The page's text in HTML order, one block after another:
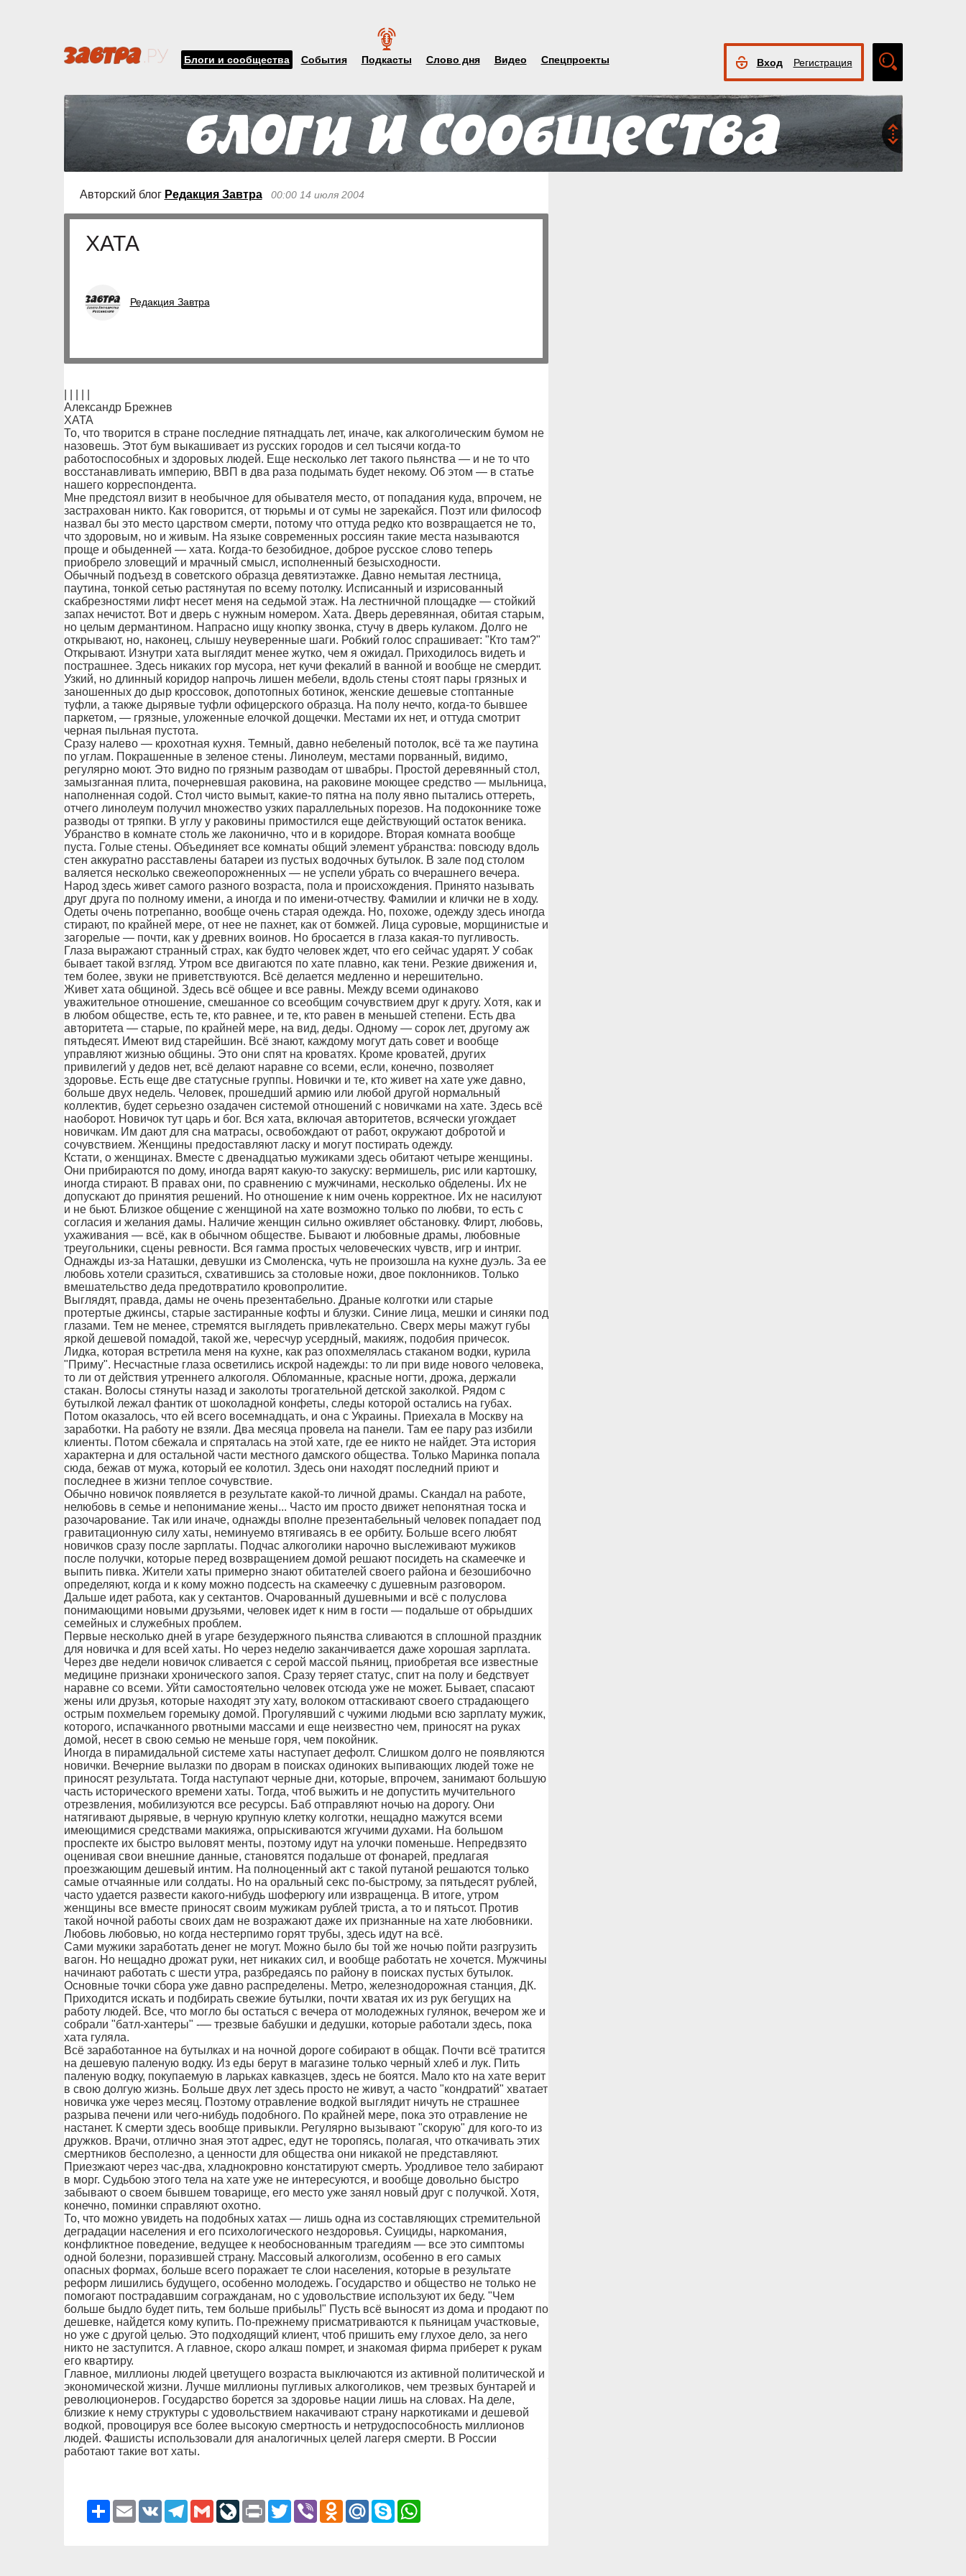
Блоги и сообщества События Подкасты Слово дня Видео Спецпроекты Вход Регистрация
поиск
Авторский блог Редакция Завтра 00:00 14 июля 2004
ХАТА
Редакция Завтра
Александр Брежнев
ХАТА
То, что творится в стране последние пятнадцать лет, иначе, как алкоголическим бумом не
назовешь. Этот бум выкашивает из русских городов и сел тысячи когда-то
работоспособных и здоровых людей. Еще несколько лет такого пьянства — и не то что
восстанавливать империю, ВВП в два раза подымать будет некому. Об этом — в статье
нашего корреспондента.
Мне предстоял визит в необычное для обывателя место, от попадания куда, впрочем, не
застрахован никто. Как говорится, от тюрьмы и от сумы не зарекайся. Поэт или философ
назвал бы это место царством смерти, потому что оттуда редко кто возвращается не то,
что здоровым, но и живым. На языке современных россиян такие места называются
проще и обыденней — хата. Когда-то безобидное, доброе русское слово теперь
приобрело зловещий и мрачный смысл, исполненный безысходности.
Обычный подъезд в советского образца девятиэтажке. Давно немытая лестница,
паутина, тонкой сетью растянутая по всему потолку. Исписанный и изрисованный
скабрезностями лифт несет меня на седьмой этаж. На лестничной площадке — стойкий
запах нечистот. Вот и дверь с нужным номером. Хата. Дверь деревянная, обитая старым,
но целым дермантином. Напрасно ищу кнопку звонка, стучу в дверь кулаком. Долго не
открывают, но, наконец, слышу неуверенные шаги. Робкий голос спрашивает: "Кто там?"
Открывают. Изнутри хата выглядит менее жутко, чем я ожидал. Приходилось видеть и
пострашнее. Здесь никаких гор мусора, нет кучи фекалий в ванной и вообще не смердит.
Узкий, но длинный коридор напрочь лишен мебели, вдоль стены стоят пары грязных и
заношенных до дыр кроссовок, допотопных ботинок, женские дешевые стоптанные
туфли, а также дырявые туфли офицерского образца. На полу нечто, когда-то бывшее
паркетом, — грязные, уложенные елочкой дощечки. Местами их нет, и оттуда смотрит
черная пыльная пустота.
Сразу налево — крохотная кухня. Темный, давно небеленый потолок, всё та же паутина
по углам. Покрашенные в зеленое стены. Линолеум, местами порванный, видимо,
регулярно моют. Это видно по грязным разводам от швабры. Простой деревянный стол,
замызганная плита, почерневшая раковина, на раковине моющее средство — мыльница,
наполненная содой. Стол чисто вымыт, какие-то пятна на полу явно пытались оттереть,
отчего линолеум получил множество узких параллельных порезов. На подоконнике тоже
разводы от тряпки. В углу у раковины примостился еще действующий остаток веника.
Убранство в комнате столь же лаконично, что и в коридоре. Вторая комната вообще
пуста. Голые стены. Объединяет все комнаты общий элемент убранства: повсюду вдоль
стен аккуратно расставлены батареи из пустых водочных бутылок. В зале под столом
валяется несколько свежеопорожненных — не успели убрать со вчерашнего вечера.
Народ здесь живет самого разного возраста, пола и происхождения. Принято называть
друг друга по полному имени, а иногда и по имени-отчеству. Фамилии и клички не в ходу.
Одеты очень потрепанно, вообще очень старая одежда. Но, похоже, одежду здесь иногда
стирают, по крайней мере, от нее не пахнет, как от бомжей. Лица суровые, морщинистые и
загорелые — почти, как у древних воинов. Но бросается в глаза какая-то пугливость.
Глаза выражают странный страх, как будто человек ждет, что его сейчас ударят. У собак
бывает такой взгляд. Утром все двигаются по хате плавно, как тени. Резкие движения и,
тем более, звуки не приветствуются. Всё делается медленно и нерешительно.
Живет хата общиной. Здесь всё общее и все равны. Между всеми одинаково
уважительное отношение, смешанное со всеобщим сочувствием друг к другу. Хотя, как и
в любом обществе, есть те, кто равнее, и те, кто равен в меньшей степени. Есть два
авторитета — старые, по крайней мере, на вид, деды. Одному — сорок лет, другому аж
пятьдесят. Имеют вид старейшин. Всё знают, каждому могут дать совет и вообще
управляют жизнью общины. Это они спят на кроватях. Кроме кроватей, других
привилегий у дедов нет, всё делают наравне со всеми, если, конечно, позволяет
здоровье. Есть еще две статусные группы. Новички и те, кто живет на хате уже давно,
больше двух недель. Человек, прошедший армию или любой другой нормальный
коллектив, будет серьезно озадачен системой отношений с новичками на хате. Здесь всё
наоборот. Новичок тут царь и бог. Вся хата, включая авторитетов, всячески угождает
новичкам. Им дают для сна матрасы, освобождают от работ, окружают добротой и
сочувствием. Женщины предоставляют ласку и могут постирать одежду.
Кстати, о женщинах. Вместе с двенадцатью мужиками здесь обитают четыре женщины.
Они прибираются по дому, иногда варят какую-то закуску: вермишель, рис или картошку,
иногда стирают. В правах они, по сравнению с мужчинами, несколько обделены. Их не
допускают до принятия решений. Но отношение к ним очень корректное. Их не насилуют
и не бьют. Близкое общение с женщиной на хате возможно только по любви, то есть с
согласия и желания дамы. Наличие женщин сильно оживляет обстановку. Флирт, любовь,
ухаживания — всё, как в обычном обществе. Бывают и любовные драмы, любовные
треугольники, сцены ревности. Вся гамма простых человеческих чувств, игр и интриг.
Однажды из-за Наташки, девушки из Смоленска, чуть не произошла на кухне дуэль. За ее
любовь хотели сразиться, схватившись за столовые ножи, двое поклонников. Только
вмешательство деда предотвратило кровопролитие.
Выглядят, правда, дамы не очень презентабельно. Драные колготки или старые
протертые джинсы, старые застиранные кофты и блузки. Синие лица, мешки и синяки под
глазами. Тем не менее, стремятся выглядеть привлекательно. Сверх меры мажут губы
яркой дешевой помадой, такой же, чересчур усердный, макияж, подобия причесок.
Лидка, которая встретила меня на кухне, как раз опохмелялась стаканом водки, курила
"Приму". Несчастные глаза осветились искрой надежды: то ли при виде нового человека,
то ли от действия утреннего алкоголя. Обломанные, красные ногти, дрожа, держали
стакан. Волосы стянуты назад и заколоты трогательной детской заколкой. Рядом с
бутылкой лежал фантик от шоколадной конфеты, следы которой остались на губах.
Потом оказалось, что ей всего восемнадцать, и она с Украины. Приехала в Москву на
заработки. На работу не взяли. Два месяца провела на панели. Там ее пару раз избили
клиенты. Потом сбежала и спряталась на этой хате, где ее никто не найдет. Эта история
характерна и для остальной части местного дамского общества. Только Маринка попала
сюда, бежав от мужа, который ее колотил. Здесь они находят последний приют и
последнее в жизни теплое сочувствие.
Обычно новичок появляется в результате какой-то личной драмы. Скандал на работе,
нелюбовь в семье и непонимание жены... Часто им просто движет непонятная тоска и
разочарование. Так или иначе, однажды вполне презентабельный человек попадает под
гравитационную силу хаты, неминуемо втягиваясь в ее орбиту. Больше всего любят
новичков сразу после зарплаты. Подчас алкоголики нарочно выслеживают мужиков
после получки, которые перед возвращением домой решают посидеть на скамеечке и
выпить пивка. Жители хаты примерно знают обитателей своего района и безошибочно
определяют, когда и к кому можно подсесть на скамеечку с душевным разговором.
Дальше идет работа, как у сектантов. Очарованный душевными и всё с полуслова
понимающими новыми друзьями, человек идет к ним в гости — подальше от обрыдших
семейных и служебных проблем.
Первые несколько дней в угаре безудержного пьянства сливаются в сплошной праздник
для новичка и для всей хаты. Но через неделю заканчивается даже хорошая зарплата.
Через две недели новичок сливается с серой массой пьяниц, приобретая все известные
медицине признаки хронического запоя. Сразу теряет статус, спит на полу и бедствует
наравне со всеми. Уйти самостоятельно человек отсюда уже не может. Бывает, спасают
жены или друзья, которые находят эту хату, волоком оттаскивают своего страдающего
острым похмельем горемыку домой. Прогулявший с чужими людьми всю зарплату мужик,
которого, испачканного рвотными массами и еще неизвестно чем, приносят на руках
домой, несет в свою семью не меньше горя, чем покойник.
Иногда в пирамидальной системе хаты наступает дефолт. Слишком долго не появляются
новички. Вечерние вылазки по дворам в поисках одиноких выпивающих людей тоже не
приносят результата. Тогда наступают черные дни, которые, впрочем, занимают большую
часть исторического времени хаты. Тогда, чтоб выжить и не допустить мучительного
отрезвления, мобилизуются все ресурсы. Баб отправляют ночью на дорогу. Они
натягивают дырявые, в черную крупную клетку колготки, нещадно мажутся всеми
имеющимися средствами макияжа, опрыскиваются жгучими духами. На большом
проспекте их быстро выловят менты, поэтому идут на улочки поменьше. Непредвзято
оценивая свои внешние данные, становятся подальше от фонарей, предлагая
проезжающим дешевый интим. На полноценный акт с такой путаной решаются только
самые отчаянные или солдаты. Но на оральный секс по-быстрому, за пятьдесят рублей,
часто удается развести какого-нибудь шоферюгу или извращенца. В итоге, утром
женщины все вместе приносят своим мужикам рублей триста, а то и пятьсот. Против
такой ночной работы своих дам не возражают даже их признанные на хате любовники.
Любовь любовью, но когда нестерпимо горят трубы, здесь идут на всё.
Сами мужики заработать денег не могут. Можно было бы той же ночью пойти разгрузить
вагон. Но нещадно дрожат руки, нет никаких сил, и вообще работать не хочется. Мужчины
начинают работать с шести утра, разбредаясь по району в поисках пустых бутылок.
Основные точки сбора уже давно распределены. Метро, железнодорожная станция, ДК.
Приходится искать и подбирать свежие бутылки, почти хватая их из рук бегущих на
работу людей. Все, что могло бы остаться с вечера от молодежных гулянок, вечером же и
собрали "батл-хантеры" -— трезвые бабушки и дедушки, которые работали здесь, пока
хата гуляла.
Всё заработанное на бутылках и на ночной дороге собирают в общак. Почти всё тратится
на дешевую паленую водку. Из еды берут в магазине только черный хлеб и лук. Пить
паленую водку, покупаемую в ларьках кавказцев, здесь не боятся. Мало кто на хате верит
в свою долгую жизнь. Больше двух лет здесь просто не живут, а часто "кондратий" хватает
новичка уже через месяц. Поэтому отравление водкой выглядит ничуть не страшнее
разрыва печени или чего-нибудь подобного. По крайней мере, пока это отравление не
настанет. К смерти здесь вообще привыкли. Регулярно вызывают "скорую" для кого-то из
дружков. Врачи, отлично зная этот адрес, едут не торопясь, полагая, что откачивать этих
смертников бесполезно, а ценности для общества они никакой не представляют.
Приезжают через час-два, хладнокровно констатируют смерть. Уродливое тело забирают
в морг. Судьбою этого тела на хате уже не интересуются, и вообще довольно быстро
забывают о своем бывшем товарище, его место уже занял новый друг с получкой. Хотя,
конечно, поминки справляют охотно.
То, что можно увидеть на подобных хатах — лишь одна из составляющих стремительной
деградации населения и его психологического нездоровья. Суициды, наркомания,
конфликтное поведение, ведущее к необоснованным трагедиям — все это симптомы
одной болезни, поразившей страну. Массовый алкоголизм, особенно в его самых
опасных формах, больше всего поражает те слои населения, которые в результате
реформ лишились будущего, особенно молодежь. Государство и общество не только не
помогают пострадавшим согражданам, но с удовольствие используют их беду. "Чем
больше быдло будет пить, тем больше прибыль!" Пусть всё выносят из дома и продают по
дешевке, найдется кому купить. По-прежнему присматриваются к пьяницам участковые,
но уже с другой целью. Это подходящий клиент, чтоб пришить ему глухое дело, за него
никто не заступится. А главное, скоро алкаш помрет, и знакомая фирма приберет к рукам
его квартиру.
Главное, миллионы людей цветущего возраста выключаются из активной политической и
экономической жизни. Лучше миллионы пугливых алкоголиков, чем трезвых бунтарей и
революционеров. Государство борется за здоровье нации лишь на словах. На деле,
близкие к нему структуры с удовольствием накачивают страну наркотиками и дешевой
водкой, провоцируя все более высокую смертность и нетрудоспособность миллионов
людей. Фашисты использовали для аналогичных целей лагеря смерти. В России
работают такие вот хаты.
РесурсEmail VK Telegram
GmailLiveJournal
Print TwitterViber Odnoklassniki
Mail.RuSkypeWhatsApp